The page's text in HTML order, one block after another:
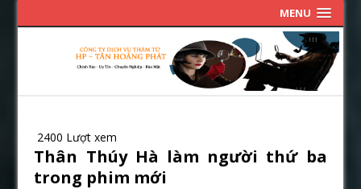
MENU
2400 Lượt xem
Thân Thúy Hà làm người thứ ba
trong phim mới